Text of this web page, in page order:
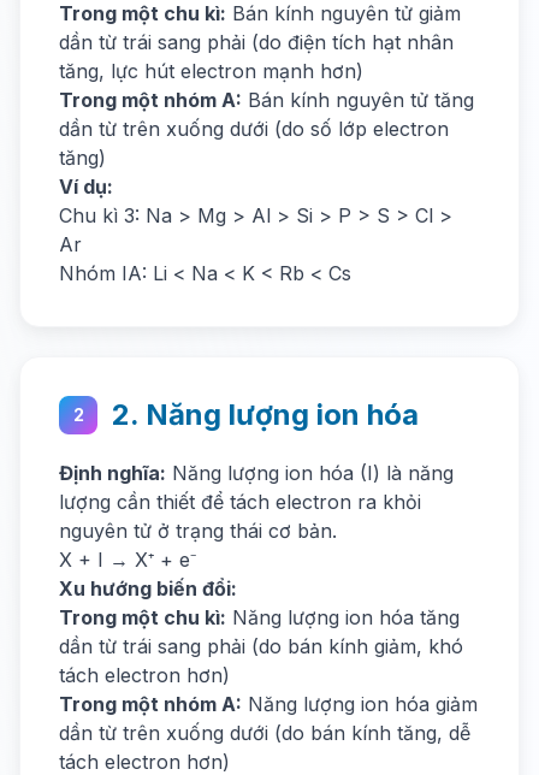
Trong một chu kì: Bán kính nguyên tử giảm
dần từ trái sang phải (do điện tích hạt nhân
tăng, lực hút electron mạnh hơn)
Trong một nhóm A: Bán kính nguyên tử tăng
dần từ trên xuống dưới (do số lớp electron
tăng)
Ví dụ:
Chu kì 3: Na > Mg > Al > Si > P > S > Cl >
Ar
Nhóm IA: Li < Na < K < Rb < Cs
2 2. Năng lượng ion hóa
Định nghĩa: Năng lượng ion hóa (I) là năng
lượng cần thiết để tách electron ra khỏi
nguyên tử ở trạng thái cơ bản.
X + I → X⁺ + e⁻
Xu hướng biến đổi:
Trong một chu kì: Năng lượng ion hóa tăng
dần từ trái sang phải (do bán kính giảm, khó
tách electron hơn)
Trong một nhóm A: Năng lượng ion hóa giảm
dần từ trên xuống dưới (do bán kính tăng, dễ
tách electron hơn)